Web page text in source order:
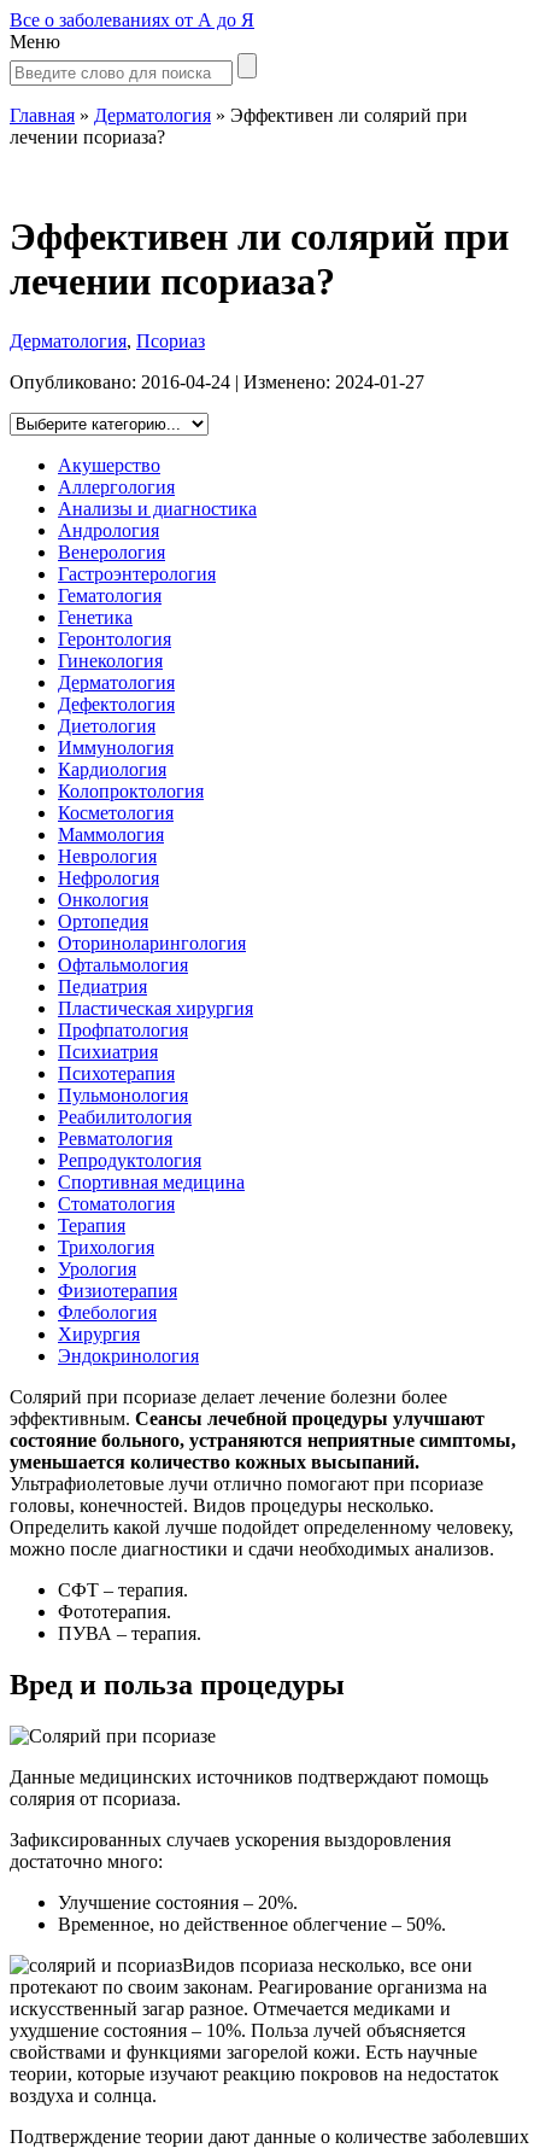
Все о заболеваниях от А до Я
Меню
Главная » Дерматология » Эффективен ли солярий при
лечении псориаза?
Эффективен ли солярий при
лечении псориаза?
Дерматология, Псориаз
Опубликовано: 2016-04-24 | Изменено: 2024-01-27
Акушерство
Аллергология
Анализы и диагностика
Андрология
Венерология
Гастроэнтерология
Гематология
Генетика
Геронтология
Гинекология
Дерматология
Дефектология
Диетология
Иммунология
Кардиология
Колопроктология
Косметология
Маммология
Неврология
Нефрология
Онкология
Ортопедия
Оториноларингология
Офтальмология
Педиатрия
Пластическая хирургия
Профпатология
Психиатрия
Психотерапия
Пульмонология
Реабилитология
Ревматология
Репродуктология
Спортивная медицина
Стоматология
Терапия
Трихология
Урология
Физиотерапия
Флебология
Хирургия
Эндокринология
Солярий при псориазе делает лечение болезни более
эффективным. Сеансы лечебной процедуры улучшают
состояние больного, устраняются неприятные симптомы,
уменьшается количество кожных высыпаний.
Ультрафиолетовые лучи отлично помогают при псориазе
головы, конечностей. Видов процедуры несколько.
Определить какой лучше подойдет определенному человеку,
можно после диагностики и сдачи необходимых анализов.
СФТ – терапия.
Фототерапия.
ПУВА – терапия.
Вред и польза процедуры
Данные медицинских источников подтверждают помощь
солярия от псориаза.
Зафиксированных случаев ускорения выздоровления
достаточно много:
Улучшение состояния – 20%.
Временное, но действенное облегчение – 50%.
Видов псориаза несколько, все они
протекают по своим законам. Реагирование организма на
искусственный загар разное. Отмечается медиками и
ухудшение состояния – 10%. Польза лучей объясняется
свойствами и функциями загорелой кожи. Есть научные
теории, которые изучают реакцию покровов на недостаток
воздуха и солнца.
Подтверждение теории дают данные о количестве заболевших